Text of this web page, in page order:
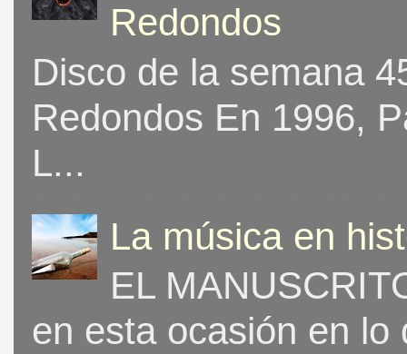
Redondos
Disco de la semana
Redondos En 1996,
L...
La música en
EL
en esta ocasión en